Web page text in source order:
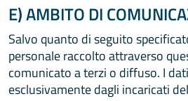
E) AMBITO DI
Salvo quanto di seguito
personale raccolto attraverso
comunicato a terzi o diffuso. I
esclusivamente dagli incaricati